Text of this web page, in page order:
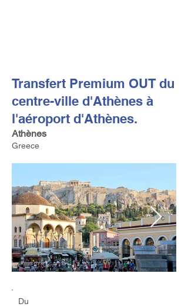
Transfert Premium OUT du
centre-ville d'Athènes à
l'aéroport d'Athènes.
Athènes
Greece
Du